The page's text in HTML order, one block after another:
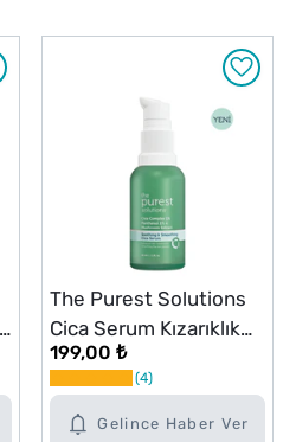
Gelince Haber Ver
The Purest Solutions
Cica Serum Kızarıklık
Karşıtı ve Bariyer
Onarıcı 30 ml
199,00 ₺
4